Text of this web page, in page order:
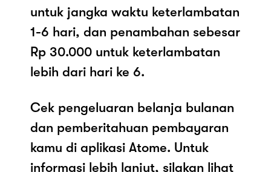
untuk jangka waktu keterlambatan
1-6 hari, dan penambahan sebesar
Rp 30.000 untuk keterlambatan
lebih dari hari ke 6.
Cek pengeluaran belanja bulanan
dan pemberitahuan pembayaran
kamu di aplikasi Atome. Untuk
informasi lebih lanjut, silakan lihat